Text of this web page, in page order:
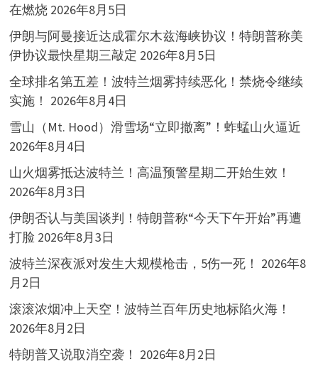
在燃烧 2026年8月5日
伊朗与阿曼接近达成霍尔木兹海峡协议！特朗普称美
伊协议最快星期三敲定 2026年8月5日
全球排名第五差！波特兰烟雾持续恶化！禁烧令继续
实施！ 2026年8月4日
雪山（Mt. Hood）滑雪场“立即撤离”！蚱蜢山火逼近
2026年8月4日
山火烟雾抵达波特兰！高温预警星期二开始生效！
2026年8月3日
伊朗否认与美国谈判！特朗普称“今天下午开始”再遭
打脸 2026年8月3日
波特兰深夜派对发生大规模枪击，5伤一死！ 2026年8
月2日
滚滚浓烟冲上天空！波特兰百年历史地标陷火海！
2026年8月2日
特朗普又说取消空袭！ 2026年8月2日